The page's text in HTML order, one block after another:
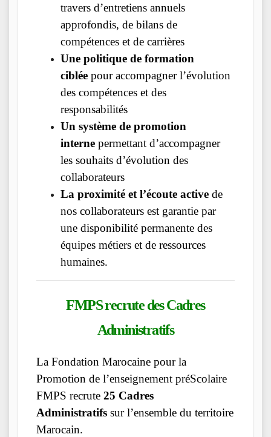
travers d’entretiens annuels
approfondis, de bilans de
compétences et de carrières
Une politique de formation
ciblée pour accompagner l’évolution
des compétences et des
responsabilités
Un système de promotion
interne permettant d’accompagner
les souhaits d’évolution des
collaborateurs
La proximité et l’écoute active de
nos collaborateurs est garantie par
une disponibilité permanente des
équipes métiers et de ressources
humaines.
FMPS recrute des Cadres
Administratifs
La Fondation Marocaine pour la
Promotion de l’enseignement préScolaire
FMPS recrute 25 Cadres
Administratifs sur l’ensemble du territoire
Marocain.